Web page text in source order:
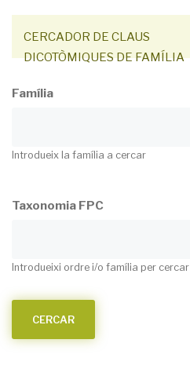
CERCADOR DE CLAUS
DICOTÒMIQUES DE FAMÍLIA
Família
Introdueix la família a cercar
Taxonomia FPC
Introdueixi ordre i/o família per cercar